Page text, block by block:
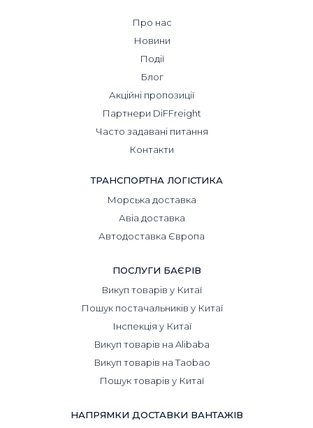
Про нас
Новини
Події
Блог
Акційні пропозиції
Партнери DiFFreight
Часто задавані питання
Контакти
ТРАНСПОРТНА ЛОГІСТИКА
Морська доставка
Авіа доставка
Автодоставка Європа
ПОСЛУГИ БАЄРІВ
Викуп товарів у Китаї
Пошук постачальників у Китаї
Інспекція у Китаї
Викуп товарів на Alibaba
Викуп товарів на Taobao
Пошук товарів у Китаї
НАПРЯМКИ ДОСТАВКИ ВАНТАЖІВ